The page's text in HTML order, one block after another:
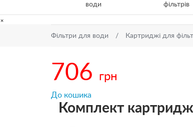
води
фільтрів
×
Фільтри для води Картриджі для
706 грн
До кошика
Комплект